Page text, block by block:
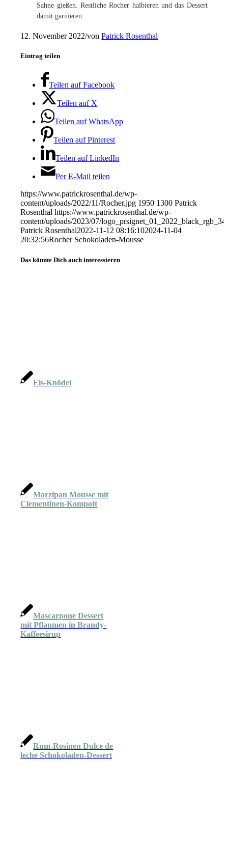
Sahne gießen. Restliche Rocher halbieren und das Dessert
damit garnieren.
12. November 2022/vonPatrick Rosenthal
Eintrag teilen
Teilen auf Facebook
Teilen auf X
Teilen auf WhatsApp
Teilen auf Pinterest
Teilen auf LinkedIn
Per E-Mail teilen
https://www.patrickrosenthal.de/wp-
content/uploads/2022/11/Rocher.jpg 1950 1300 Patrick
Rosenthal https://www.patrickrosenthal.de/wp-
content/uploads/2023/07/
Patrick Rosenthal2022-11-12 08:16:102024-11-04
20:32:56Rocher Schokoladen-Mousse
Das könnte Dich auch interessieren
Eis-Knödel
Marzipan Mousse mit
Clementinen-Kompott
Mascarpone Dessert
mit Pflaumen in Brandy-
Kaffeesirup
Rum-Rosinen Dulce de
leche Schokoladen-Dessert